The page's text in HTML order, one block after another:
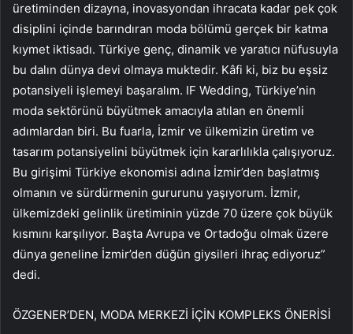
üretiminden dizayna, inovasyondan ihracata kadar pek çok
disiplini içinde barındıran moda bölümü gerçek bir katma
kıymet iktisadı. Türkiye genç, dinamik ve yaratıcı nüfusuyla
bu dalın dünya devi olmaya muktedir. Kâfi ki, biz bu eşsiz
potansiyeli işlemeyi başaralım. IF Wedding, Türkiye’nin
moda sektörünü büyütmek amacıyla atılan en önemli
adımlardan biri. Bu fuarla, İzmir ve ülkemizin üretim ve
tasarım potansiyelini büyütmek için kararlılıkla çalışıyoruz.
Bu girişimi Türkiye ekonomisi adına İzmir’den başlatmış
olmanın ve sürdürmenin gururunu yaşıyorum. İzmir,
ülkemizdeki gelinlik üretiminin yüzde 70 üzere çok büyük
kısmını karşılıyor. Başta Avrupa ve Ortadoğu olmak üzere
dünya geneline İzmir’den düğün giysileri ihraç ediyoruz”
dedi.
ÖZGENER’DEN, MODA MERKEZİ İÇİN KOMPLEKS ÖNERİSİ